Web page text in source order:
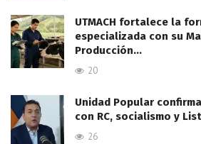
UTMACH fortalece la
especializada con su
Producción…
20
Unidad Popular
con RC, socialismo y
26